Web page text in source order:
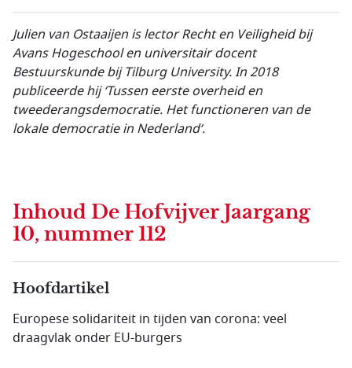
Julien van Ostaaijen is lector Recht en Veiligheid bij
Avans Hogeschool en universitair docent
Bestuurskunde bij Tilburg University. In 2018
publiceerde hij ‘Tussen eerste overheid en
tweederangsdemocratie. Het functioneren van de
lokale democratie in Nederland‘.
Inhoud De Hofvijver Jaargang
10, nummer 112
Hoofdartikel
Europese solidariteit in tijden van corona: veel
draagvlak onder EU-burgers